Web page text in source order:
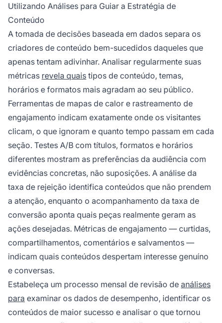
Utilizando Análises para Guiar a Estratégia de
Conteúdo
A tomada de decisões baseada em dados separa os
criadores de conteúdo bem-sucedidos daqueles que
apenas tentam adivinhar. Analisar regularmente suas
métricas revela quais tipos de conteúdo, temas,
horários e formatos mais agradam ao seu público.
Ferramentas de mapas de calor e rastreamento de
engajamento indicam exatamente onde os visitantes
clicam, o que ignoram e quanto tempo passam em cada
seção. Testes A/B com títulos, formatos e horários
diferentes mostram as preferências da audiência com
evidências concretas, não suposições. A análise da
taxa de rejeição identifica conteúdos que não prendem
a atenção, enquanto o acompanhamento da taxa de
conversão aponta quais peças realmente geram as
ações desejadas. Métricas de engajamento — curtidas,
compartilhamentos, comentários e salvamentos —
indicam quais conteúdos despertam interesse genuíno
e conversas.
Estabeleça um processo mensal de revisão de análises
para examinar os dados de desempenho, identificar os
conteúdos de maior sucesso e analisar o que tornou